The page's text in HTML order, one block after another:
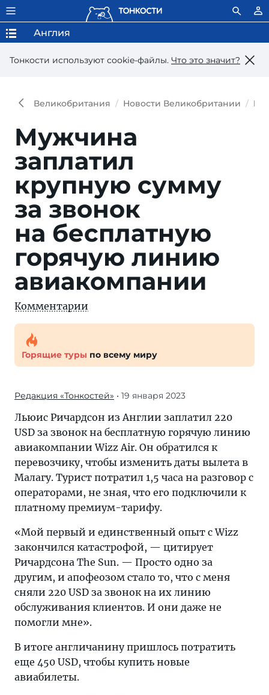
Тонкости используют сookie-файлы. Что это значит?
Англия
Великобритания Новости Великобритании
Мужчина
заплатил
крупную сумму
за звонок
на бесплатную
горячую линию
авиакомпании
Комментарии
Горящие туры по всему миру
Редакция «Тонкостей» • 19 января 2023
Льюис Ричардсон из Англии заплатил 220
USD за звонок на бесплатную горячую линию
авиакомпании Wizz Air. Он обратился к
перевозчику, чтобы изменить даты вылета в
Малагу. Турист потратил 1,5 часа на разговор с
операторами, не зная, что его подключили к
платному премиум-тарифу.
«Мой первый и единственный опыт с Wizz
закончился катастрофой, — цитирует
Ричардсона The Sun. — Просто одно за
другим, и апофеозом стало то, что с меня
сняли 220 USD за звонок на их линию
обслуживания клиентов. И они даже не
помогли мне».
В итоге англичанину пришлось потратить
еще 450 USD, чтобы купить новые
авиабилеты.